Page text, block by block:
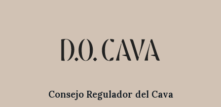
Consejo Regulador del Cava